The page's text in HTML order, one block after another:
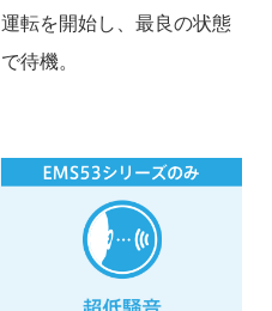
運転を開始し、最良の状態
で待機。